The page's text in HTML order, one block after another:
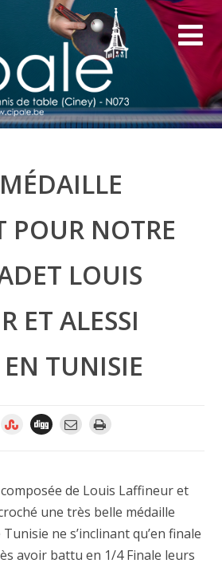
POUR NOTRE
LOUIS
ET ALESSI
TUNISIE
de Louis Laffineur et
une très belle médaille
Tunisie ne s’inclinant qu’en finale
avoir battu en 1/4 Finale leurs